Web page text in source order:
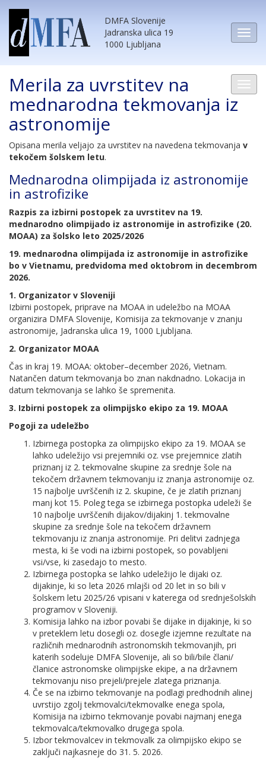
DMFA Slovenije
Jadranska ulica 19
1000 Ljubljana
Merila za uvrstitev na
mednarodna tekmovanja iz
astronomije
Opisana merila veljajo za uvrstitev na navedena tekmovanja v
tekočem šolskem letu.
Mednarodna olimpijada iz astronomije
in astrofizike
Razpis za izbirni postopek za uvrstitev na 19.
mednarodno olimpijado iz astronomije in astrofizike (20.
MOAA) za šolsko leto 2025/2026
19. mednarodna olimpijada iz astronomije in astrofizike
bo v Vietnamu, predvidoma med oktobrom in decembrom
2026.
1. Organizator v Sloveniji
Izbirni postopek, priprave na MOAA in udeležbo na MOAA
organizira DMFA Slovenije, Komisija za tekmovanje v znanju
astronomije, Jadranska ulica 19, 1000 Ljubljana.
2. Organizator MOAA
Čas in kraj 19. MOAA: oktober–december 2026, Vietnam.
Natančen datum tekmovanja bo znan nakdnadno. Lokacija in
datum tekmovanja se lahko še spremenita.
3. Izbirni postopek za olimpijsko ekipo za 19. MOAA
Pogoji za udeležbo
Izbirnega postopka za olimpijsko ekipo za 19. MOAA se
lahko udeležijo vsi prejemniki oz. vse prejemnice zlatih
priznanj iz 2. tekmovalne skupine za srednje šole na
tekočem državnem tekmovanju iz znanja astronomije oz.
15 najbolje uvrščenih iz 2. skupine, če je zlatih priznanj
manj kot 15. Poleg tega se izbirnega postopka udeleži še
10 najbolje uvrščenih dijakov/dijakinj 1. tekmovalne
skupine za srednje šole na tekočem državnem
tekmovanju iz znanja astronomije. Pri delitvi zadnjega
mesta, ki še vodi na izbirni postopek, so povabljeni
vsi/vse, ki zasedajo to mesto.
Izbirnega postopka se lahko udeležijo le dijaki oz.
dijakinje, ki so leta 2026 mlajši od 20 let in so bili v
šolskem letu 2025/26 vpisani v katerega od srednješolskih
programov v Sloveniji.
Komisija lahko na izbor povabi še dijake in dijakinje, ki so
v preteklem letu dosegli oz. dosegle izjemne rezultate na
različnih mednarodnih astronomskih tekmovanjih, pri
katerih sodeluje DMFA Slovenije, ali so bili/bile člani/
članice astronomske olimpijske ekipe, a na državnem
tekmovanju niso prejeli/prejele zlatega priznanja.
Če se na izbirno tekmovanje na podlagi predhodnih alinej
uvrstijo zgolj tekmovalci/tekmovalke enega spola,
Komisija na izbirno tekmovanje povabi najmanj enega
tekmovalca/tekmovalko drugega spola.
Izbor tekmovalcev in tekmovalk za olimpijsko ekipo se
zaključi najkasneje do 31. 5. 2026.